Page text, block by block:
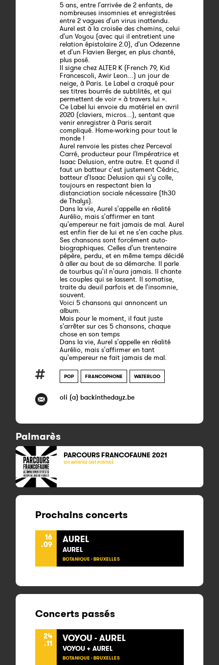
5 ans, entre l'arrivée de 2 enfants, de
nombreuses insomnies et enregistrées
entre 2 vagues d'un virus inattendu.
Aurel est à la croisée des chemins, celui
d'un Voyou (avec qui il entretient une
relation épistolaire 2.0), d'un Odezenne
et d'un Flavien Berger, en plus chanté,
plus posé.
Il signe chez ALTER K (French 79, Kid
Francescoli, Awir Leon...) un jour de
neige, à Paris. Le Label a craqué pour
ses titres bourrés de subtilités, et qui
permettent de voir « à travers lui ».
Ce Label lui envoie du matériel en avril
2020 (claviers, micros...), sentant que
venir enregistrer à Paris serait
compliqué. Home-working pour tout le
monde !
Aurel renvoie les pistes chez Perceval
Carré, producteur pour l'Impératrice et
Isaac Delusion, entre autre. Et quand il
faut un batteur c'est justement Cédric,
batteur d'Isaac Delusion qui s'y colle,
toujours en respectant bien la
distanciation sociale nécessaire (1h30
de Thalys).
Dans la vie, Aurel s'appelle en réalité
Aurélio, mais s'affirmer en tant
qu'empereur ne fait jamais de mal. Aurel
est enfin fier de lui et ne s'en cache plus.
Ses chansons sont forcément auto-
biographiques. Celles d'un trentenaire
pépère, perdu, et en même temps décidé
à aller au bout de sa démarche. Il parle
de tourbus qu'il n'aura jamais. Il chante
les couples qui se lassent. Il somatise,
traite du deuil parfois et de l'insomnie,
souvent.
Voici 5 chansons qui annoncent un
album.
Mais pour le moment, il faut juste
s'arrêter sur ces 5 chansons, chaque
chose en son temps
Dans la vie, Aurel s'appelle en réalité
Aurélio, mais s'affirmer en tant
qu'empereur ne fait jamais de mal.
POP FRANCOPHONE WATERLOO
oli (a) backinthedayz.be
Palmarès
PARCOURS FRANCOFAUNE 2021
120 ARTISTES ONT POSTULÉ
Prochains concerts
16
.09 AUREL
AUREL
BOTANIQUE - BRUXELLES
Concerts passés
24
.11 VOYOU - AUREL
VOYOU + AUREL
BOTANIQUE - BRUXELLES